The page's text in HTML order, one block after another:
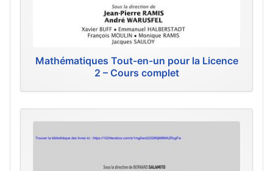
Mathématiques Tout-en-un pour la Licence
2 – Cours complet